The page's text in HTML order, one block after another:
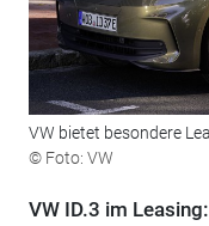
VW bietet besondere
© Foto: VW
VW ID.3 im